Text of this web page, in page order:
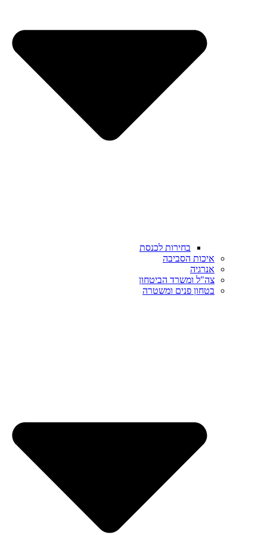
בחירות לכנסת
איכות הסביבה
אנרגיה
צה"ל ומשרד הביטחון
בטחון פנים ומשטרה